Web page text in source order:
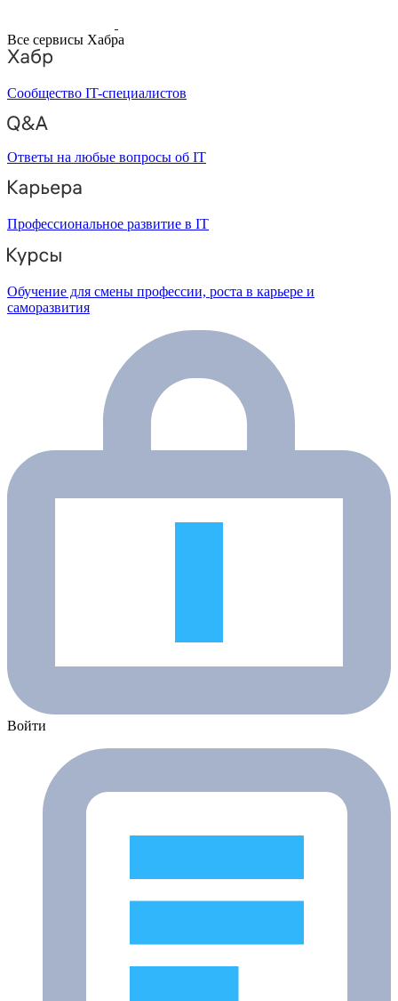
Все сервисы Хабра
Сообщество IT-специалистов
Ответы на любые вопросы об IT
Профессиональное развитие в IT
Обучение для смены профессии, роста в карьере и
саморазвития
Войти